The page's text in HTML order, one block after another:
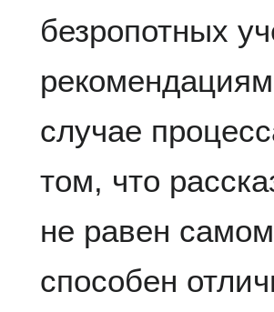
безропотных
случае
том, что
не равен
способен